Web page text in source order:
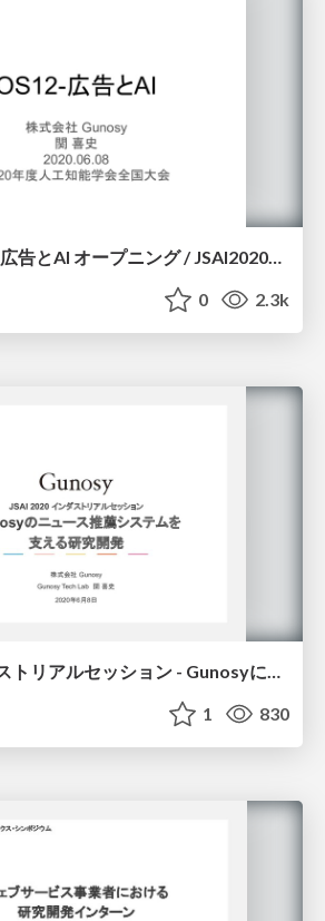
JSAI2020 OS-12 広告とAI オープニング / JSAI2020-OS-12-ads-and-ai-opening
0 2.3k
JSAI2020インダストリアルセッション - Gunosyにおける研究開発 / jsai2020-gunosy-rd-examples
1 830